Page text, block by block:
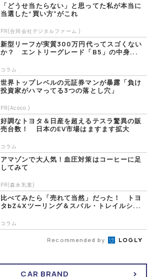
「どうせ当たらない」と思ってた私が本当に
当選した“買い方”がこれ
PR(合同会社デジタルファーム )
新型リーフが実質300万円代ってスゴくない
か？ エントリーグレード「B5」の中身...
コラム
世界トップレベルの元証券マンが暴露「負け
投資家がハマってる3つの落とし穴」
PR(Acoco.)
好調なトヨタ＆日産を超えるテスラ驚異の販
売台数！ 日本のEV市場はますます拡大
コラム
アマゾンで大人気！血圧対策はコーヒーに足
してみて
PR(森永乳業)
比べてみたら「売れて当然」だった！ トヨ
タbZ4Xツーリング＆スバル・トレイルシ...
コラム
Recommended by
CAR BRAND